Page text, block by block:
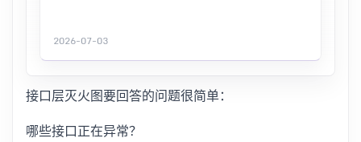
2026-07-03
接口层灭火图要回答的问题很简单：
哪些接口正在异常？